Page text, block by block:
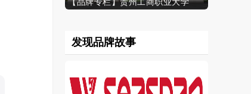
发现品牌故事